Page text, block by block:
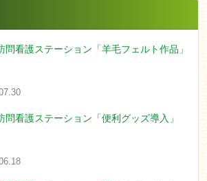
問看護ステーション「羊毛フェルト作品」
問看護ステーション「便利グッズ導入」